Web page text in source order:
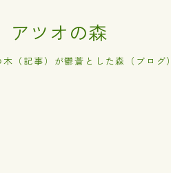
アツオの森
（記事）が鬱蒼とした森（ブログ）